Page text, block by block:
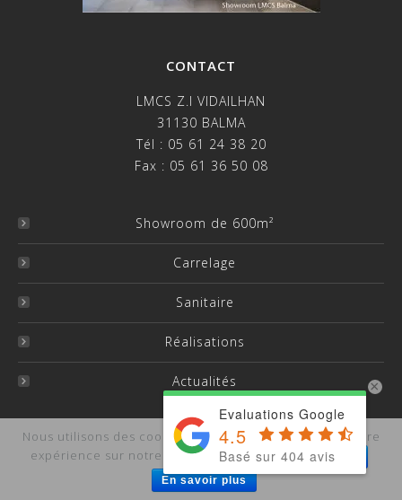
CONTACT
LMCS Z.I VIDAILHAN
31130 BALMA
Tél : 05 61 24 38 20
Fax : 05 61 36 50 08
Showroom de 600m²
Carrelage
Sanitaire
Réalisations
Actualités
Copyright LMCS - Mentions légales-Site et Référencement
: Agence Vision SEO
Nous utilisons des cookies pour vous garantir la meilleure
expérience sur notre site.
J'accepte
Je refuse
En savoir plus
Evaluations Google
4.5
Basé sur 404 avis
×